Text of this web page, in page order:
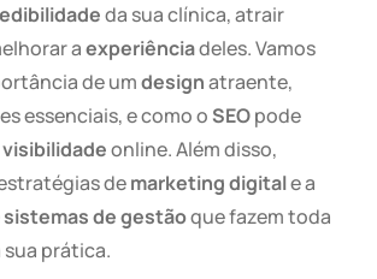
da sua clínica, atrair
aexperiênciadeles. Vamos
de umdesignatraente,
essenciais, e como o SEOpode
visibilidadeonline. Além disso,
demarketing digitale a
sistemas de gestãoque fazem toda
prática.